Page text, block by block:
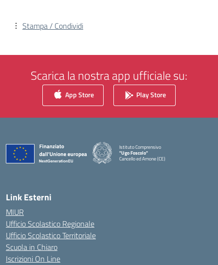
Stampa / Condividi
Scarica la nostra app ufficiale su:
App Store Play Store
Istituto Comprensivo
"Ugo Foscolo"
Cancello ed Arnone (CE)
Link Esterni
MIUR
Ufficio Scolastico Regionale
Ufficio Scolastico Territoriale
Scuola in Chiaro
Iscrizioni On Line